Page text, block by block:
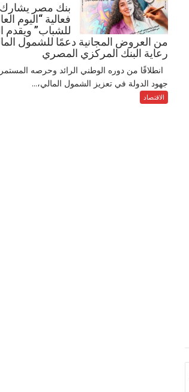
بنك مصر
فعالية “اليوم
للشباب” ويقدم
من العروض المجانية دعمًا للشمول
رعاية البنك المركزي المصري
انطلاقًا من دوره الوطني الرائد وحرصه
جهود الدولة في تعزيز الشمول المالي،...
الاقتصاد